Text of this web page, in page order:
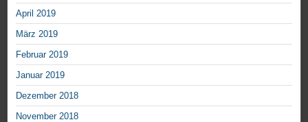
April 2019
März 2019
Februar 2019
Januar 2019
Dezember 2018
November 2018